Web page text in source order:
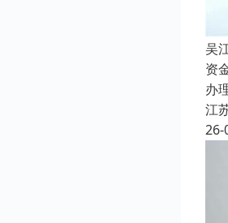
吴
资
办
江
26-